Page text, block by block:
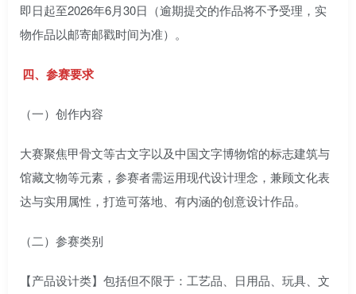
即日起至2026年6月30日（逾期提交的作品将不予受理，实
物作品以邮寄邮戳时间为准）。
四、参赛要求
（一）创作内容
大赛聚焦甲骨文等古文字以及中国文字博物馆的标志建筑与
馆藏文物等元素，参赛者需运用现代设计理念，兼顾文化表
达与实用属性，打造可落地、有内涵的创意设计作品。
（二）参赛类别
【产品设计类】包括但不限于：工艺品、日用品、玩具、文